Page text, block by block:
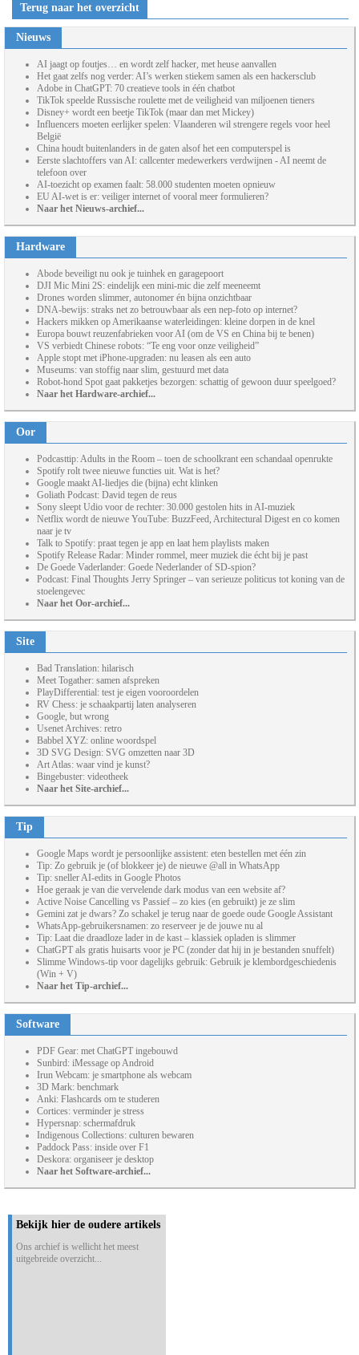
Terug naar het overzicht
Nieuws
AI jaagt op foutjes… en wordt zelf hacker, met heuse aanvallen
Het gaat zelfs nog verder: AI’s werken stiekem samen als een hackersclub
Adobe in ChatGPT: 70 creatieve tools in één chatbot
TikTok speelde Russische roulette met de veiligheid van miljoenen tieners
Disney+ wordt een beetje TikTok (maar dan met Mickey)
Influencers moeten eerlijker spelen: Vlaanderen wil strengere regels voor heel
België
China houdt buitenlanders in de gaten alsof het een computerspel is
Eerste slachtoffers van AI: callcenter medewerkers verdwijnen - AI neemt de
telefoon over
AI-toezicht op examen faalt: 58.000 studenten moeten opnieuw
EU AI-wet is er: veiliger internet of vooral meer formulieren?
Naar het Nieuws-archief...
Hardware
Abode beveiligt nu ook je tuinhek en garagepoort
DJI Mic Mini 2S: eindelijk een mini-mic die zelf meeneemt
Drones worden slimmer, autonomer én bijna onzichtbaar
DNA-bewijs: straks net zo betrouwbaar als een nep-foto op internet?
Hackers mikken op Amerikaanse waterleidingen: kleine dorpen in de knel
Europa bouwt reuzenfabrieken voor AI (om de VS en China bij te benen)
VS verbiedt Chinese robots: “Te eng voor onze veiligheid”
Apple stopt met iPhone-upgraden: nu leasen als een auto
Museums: van stoffig naar slim, gestuurd met data
Robot-hond Spot gaat pakketjes bezorgen: schattig of gewoon duur speelgoed?
Naar het Hardware-archief...
Oor
Podcasttip: Adults in the Room – toen de schoolkrant een schandaal openrukte
Spotify rolt twee nieuwe functies uit. Wat is het?
Google maakt AI-liedjes die (bijna) echt klinken
Goliath Podcast: David tegen de reus
Sony sleept Udio voor de rechter: 30.000 gestolen hits in AI-muziek
Netflix wordt de nieuwe YouTube: BuzzFeed, Architectural Digest en co komen
naar je tv
Talk to Spotify: praat tegen je app en laat hem playlists maken
Spotify Release Radar: Minder rommel, meer muziek die écht bij je past
De Goede Vaderlander: Goede Nederlander of SD-spion?
Podcast: Final Thoughts Jerry Springer – van serieuze politicus tot koning van de
stoelengevec
Naar het Oor-archief...
Site
Bad Translation: hilarisch
Meet Togather: samen afspreken
PlayDifferential: test je eigen vooroordelen
RV Chess: je schaakpartij laten analyseren
Google, but wrong
Usenet Archives: retro
Babbel XYZ: online woordspel
3D SVG Design: SVG omzetten naar 3D
Art Atlas: waar vind je kunst?
Bingebuster: videotheek
Naar het Site-archief...
Tip
Google Maps wordt je persoonlijke assistent: eten bestellen met één zin
Tip: Zo gebruik je (of blokkeer je) de nieuwe @all in WhatsApp
Tip: sneller AI-edits in Google Photos
Hoe geraak je van die vervelende dark modus van een website af?
Active Noise Cancelling vs Passief – zo kies (en gebruikt) je ze slim
Gemini zat je dwars? Zo schakel je terug naar de goede oude Google Assistant
WhatsApp-gebruikersnamen: zo reserveer je de jouwe nu al
Tip: Laat die draadloze lader in de kast – klassiek opladen is slimmer
ChatGPT als gratis huisarts voor je PC (zonder dat hij in je bestanden snuffelt)
Slimme Windows-tip voor dagelijks gebruik: Gebruik je klembordgeschiedenis
(Win + V)
Naar het Tip-archief...
Software
PDF Gear: met ChatGPT ingebouwd
Sunbird: iMessage op Android
Irun Webcam: je smartphone als webcam
3D Mark: benchmark
Anki: Flashcards om te studeren
Cortices: verminder je stress
Hypersnap: schermafdruk
Indigenous Collections: culturen bewaren
Paddock Pass: inside over F1
Deskora: organiseer je desktop
Naar het Software-archief...
Bekijk hier de oudere artikels
Ons archief is wellicht het meest
uitgebreide overzicht...